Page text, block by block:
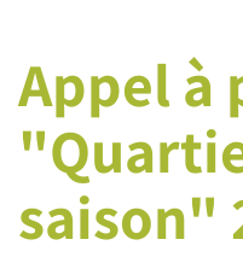
Appel à
saison"